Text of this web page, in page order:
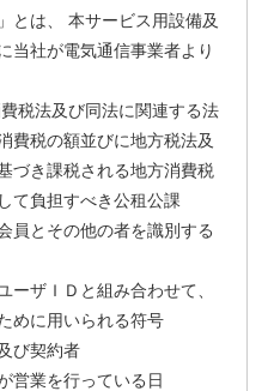
とは、 本サービス用設備及
当社が電気通信事業者より
税法及び同法に関連する法
費税の額並びに地方税法及
づき課税される地方消費税
て負担すべき公租公課
員とその他の者を識別する
ーザＩＤと組み合わせて、
めに用いられる符号
び契約者
営業を行っている日